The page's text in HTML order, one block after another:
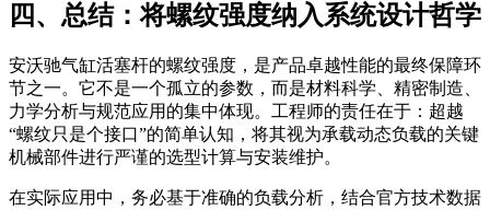
四、总结：将螺纹强度纳入系统设计哲学
安沃驰气缸活塞杆的螺纹强度，是产品卓越性能的最终保障环
节之一。它不是一个孤立的参数，而是材料科学、精密制造、
力学分析与规范应用的集中体现。工程师的责任在于：超越
“螺纹只是个接口”的简单认知，将其视为承载动态负载的关键
机械部件进行严谨的选型计算与安装维护。
在实际应用中，务必基于准确的负载分析，结合官方技术数据